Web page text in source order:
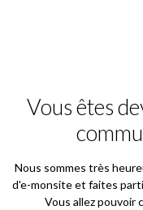
Vous êtes
Nous sommes très
d'e-monsite et faites
Vous allez pouvoir